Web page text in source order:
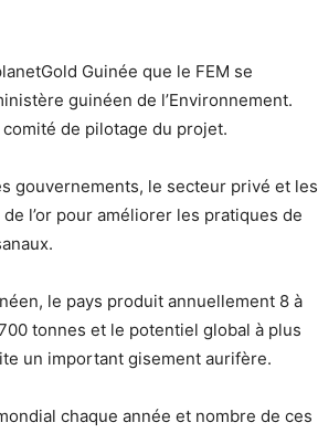
Guinée que le FEM se
guinéen de l’Environnement.
de pilotage du projet.
gouvernements, le secteur privé et les
l’or pour améliorer les pratiques de
le pays produit annuellement 8 à
tonnes et le potentiel global à plus
un important gisement aurifère.
chaque année et nombre de ces